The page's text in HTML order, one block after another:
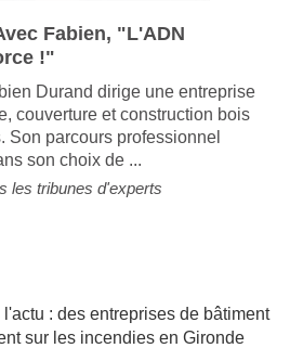
Fabien, "L'ADN
Durand dirige une entreprise
couverture et construction bois
parcours professionnel
: des entreprises de bâtiment